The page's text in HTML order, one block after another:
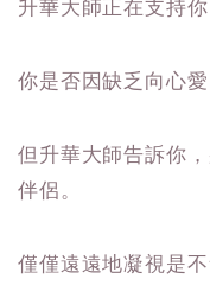
升華大師正在支持你
你是否因缺乏向心
但升華大師告訴你
伴侶。
僅僅遠遠地凝視是不